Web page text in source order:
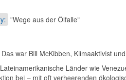
"Wege aus der Ölfalle"
Das war Bill McKibben, Klimaaktivist
Länder wie
bei – mit oft verheerenden